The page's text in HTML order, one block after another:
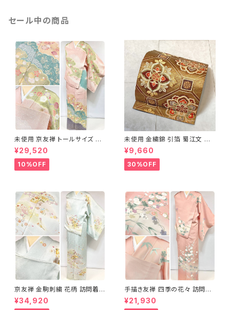
セール中の商品
未使用 京友禅 トールサイズ 染
め分け 金彩 訪問着 袷 正絹 ピ
ンク 黄緑 紫 黄色 1438
¥29,520
10%OFF
未使用 金繍錦 引箔 蜀江文 唐
織 華紋 袋帯 正絹 金糸 ゴール
ド 赤 紫 710
¥9,660
30%OFF
京友禅 金駒刺繍 花柄 訪問着
正絹 水色 黄緑 パステルカラー
アイスグリーン 1433
¥34,920
手描き友禅 四季の花々 訪問着
袷 正絹 サーモンピンク クリー
ム 白 桃花色 1434
¥21,930